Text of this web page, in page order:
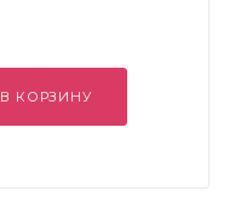
В КОРЗИНУ